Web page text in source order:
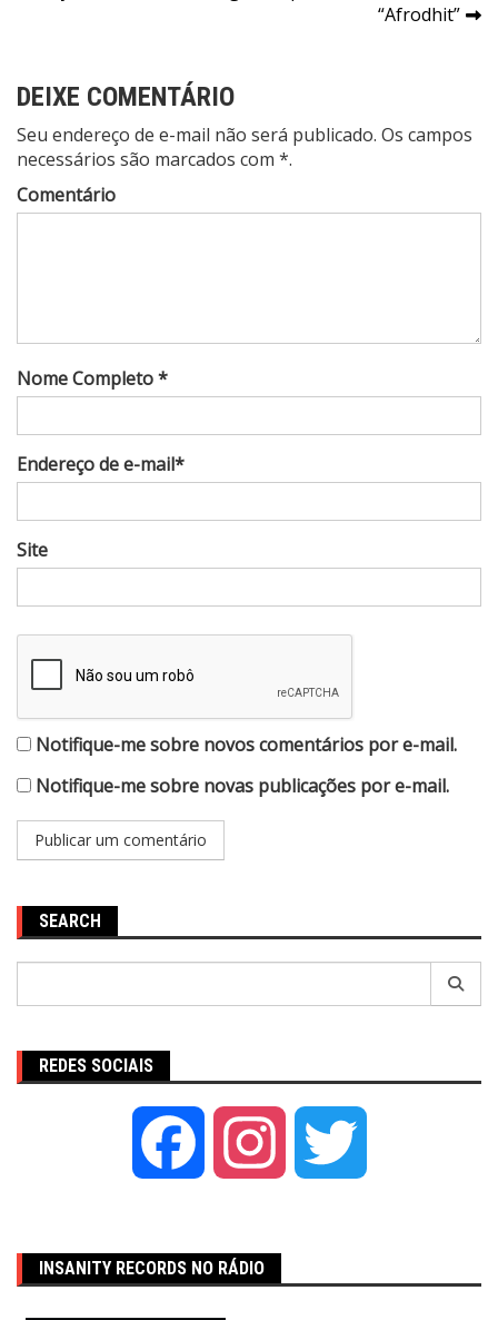
“Afrodhit”
DEIXE COMENTÁRIO
Seu endereço de e-mail não será publicado. Os campos
necessários são marcados com *.
Comentário
Nome Completo *
Endereço de e-mail*
Site
Notifique-me sobre novos comentários por e-mail.
Notifique-me sobre novas publicações por e-mail.
SEARCH
REDES SOCIAIS
Facebook Instagram
INSANITY RECORDS NO RÁDIO